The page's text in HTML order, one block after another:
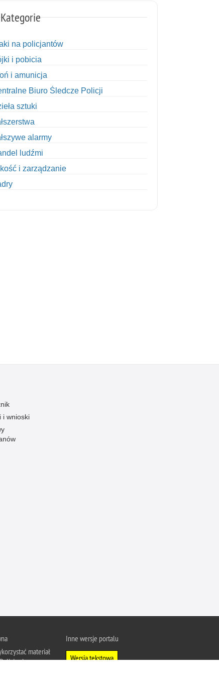
Kategorie
na policjantów
i pobicia
i amunicja
Biuro Śledcze Policji
sztuki
alarmy
ludźmi
i zarządzanie
kierujący
opiekunowie
pracownicy
mienia
i podpalenia
i wnioski
materiał
Inne wersje portalu
Wersja tekstowa